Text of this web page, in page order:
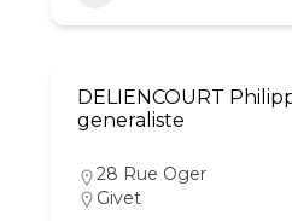
DELIENCOURT
generaliste
28 Rue Oger
Givet